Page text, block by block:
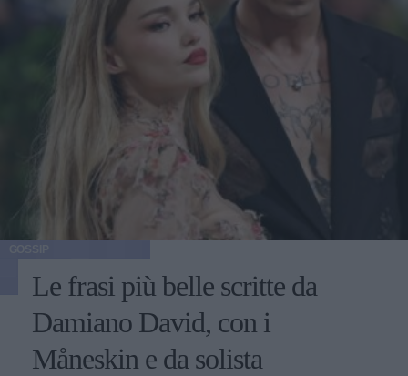
Le frasi più belle scritte da
Damiano David, con i
Måneskin e da solista